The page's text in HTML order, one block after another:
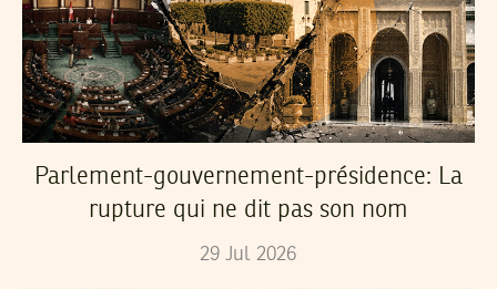
Parlement-gouvernement-présidence: La
rupture qui ne dit pas son nom
29 Jul 2026